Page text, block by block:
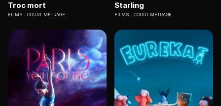
Troc mort
FILMS COURT-MÉTRAGE
Starling
FILMS COURT-MÉTRAGE